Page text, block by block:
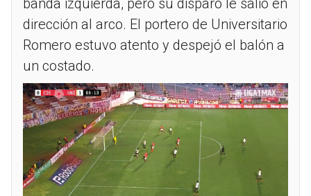
banda izquierda, pero su disparo le salió en
dirección al arco. El portero de Universitario
Romero estuvo atento y despejó el balón a
un costado.